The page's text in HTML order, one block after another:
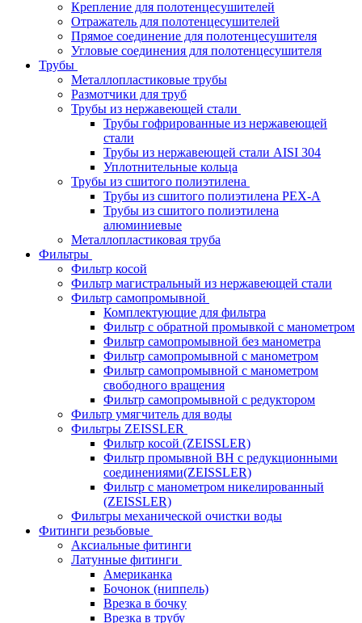
Крепление для полотенцесушителей
Отражатель для полотенцесушителей
Прямое соединение для полотенцесушителя
Угловые соединения для полотенцесушителя
Трубы
Металлопластиковые трубы
Размотчики для труб
Трубы из нержавеющей стали
Трубы гофрированные из нержавеющей
стали
Трубы из нержавеющей стали AISI 304
Уплотнительные кольца
Трубы из сшитого полиэтилена
Трубы из сшитого полиэтилена PEX-A
Трубы из сшитого полиэтилена
алюминиевые
Металлопластиковая труба
Фильтры
Фильтр косой
Фильтр магистральный из нержавеющей стали
Фильтр самопромывной
Комплектующие для фильтра
Фильтр с обратной промывкой c манометром
Фильтр самопромывной без манометра
Фильтр самопромывной с манометром
Фильтр самопромывной с манометром
свободного вращения
Фильтр самопромывной с редуктором
Фильтр умягчитель для воды
Фильтры ZEISSLER
Фильтр косой (ZEISSLER)
Фильтр промывной ВН с редукционными
соединениями(ZEISSLER)
Фильтр с манометром никелированный
(ZEISSLER)
Фильтры механической очистки воды
Фитинги резьбовые
Аксиальные фитинги
Латунные фитинги
Американка
Бочонок (ниппель)
Врезка в бочку
Врезка в трубу